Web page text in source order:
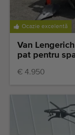
Ocazie excelentă
Van
pat pentru
€ 4.950